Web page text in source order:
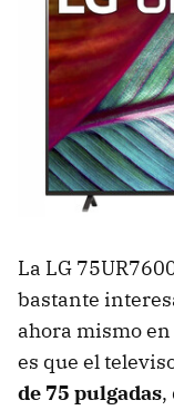
La LG
bastante
ahora mismo
es que el
de 75 pulgadas,